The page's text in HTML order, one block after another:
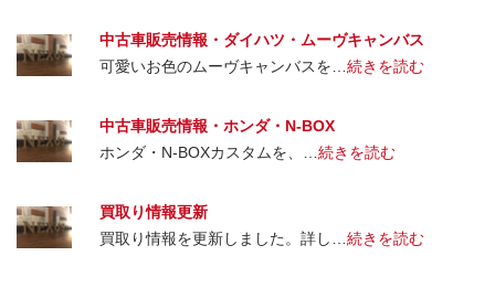
中古車販売情報・ダイハツ・ムーヴキャンバス
可愛いお色のムーヴキャンバスを… 続きを読む
中古車販売情報・ホンダ・N-BOX
ホンダ・N-BOXカスタムを、… 続きを読む
買取り情報更新
買取り情報を更新しました。詳し… 続きを読む